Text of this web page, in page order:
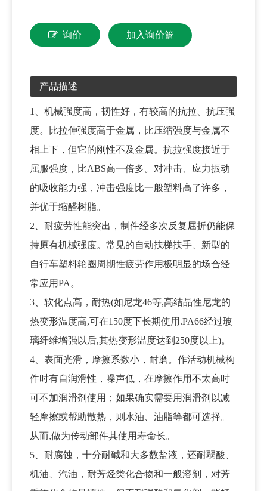
询价 加入询价篮
产品描述
1、机械强度高， 韧性好，有较高的抗拉、抗压强
度。比拉伸强度高于金属 ，比压缩强度与金属不
相上下，但它的刚性不及金属。 抗拉强度接近于
屈服强度 ，比ABS高一倍多。对冲击、 应力振动
的吸收能力强， 冲击强度比一般塑料高了许多，
并优于缩醛树脂。
2、耐疲劳性能突出，制件经多次反复屈折仍能保
持原有机械强度。常见的自动扶梯扶手、新型的
自行车塑料轮圈 周期性疲劳作用极明显的场合经
常应用PA。
3、软化点高，耐热(如尼龙46等,高结晶性尼龙的
热变形温度高,可在150度下长期使用.PA66经过玻
璃纤维增强以后,其热变形温度达到250度以上)。
4、表面光滑， 摩擦系数小，耐磨。作活动机械构
件时有自润滑性，噪声低，在摩擦作用不太高时
可不加润滑剂使用；如果确实需要用润滑剂 以减
轻摩擦或帮助散热，则水油、 油脂等都可选择。
从而,做为传动部件其使用寿命长。
5、耐腐蚀，十分耐碱和大多数盐液，还耐弱酸
机油 、汽油，耐芳烃类化合物和一般溶剂
，对芳